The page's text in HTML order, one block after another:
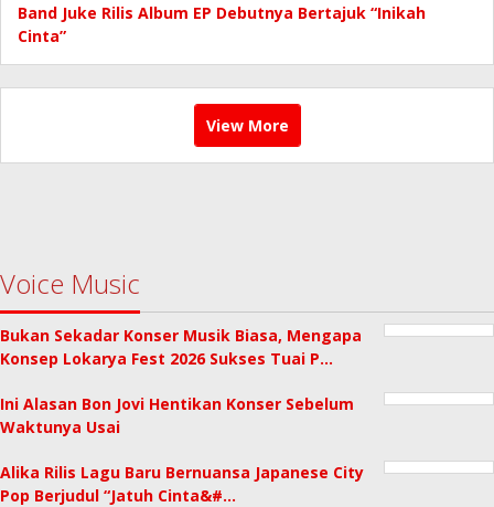
Band Juke Rilis Album EP Debutnya Bertajuk “Inikah
Cinta”
View More
Voice Music
Bukan Sekadar Konser Musik Biasa, Mengapa
Konsep Lokarya Fest 2026 Sukses Tuai P…
Ini Alasan Bon Jovi Hentikan Konser Sebelum
Waktunya Usai
Alika Rilis Lagu Baru Bernuansa Japanese City
Pop Berjudul “Jatuh Cinta&#…